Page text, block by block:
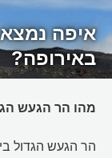
איפה
באירופה?
מהו הר הגעש
הר הגעש הגדול